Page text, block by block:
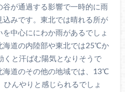
が通過する影響で一時的に雨
みです。東北では晴れる所が
中心ににわか雨があるでしょ
海道の内陸部や東北では25℃か
と汗ばむ陽気となりそうで
海道のその他の地域では、13℃
んやりと感じられるでしょ